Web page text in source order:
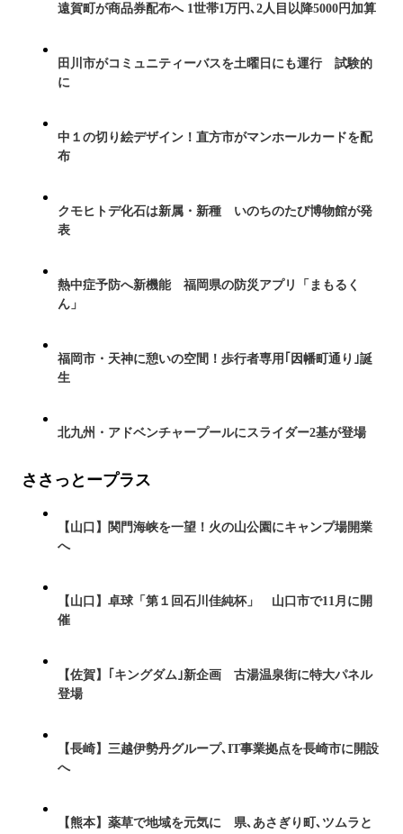
遠賀町が商品券配布へ 1世帯1万円､2人目以降5000円加算
田川市がコミュニティーバスを土曜日にも運行 試験的
に
中１の切り絵デザイン！直方市がマンホールカードを配
布
クモヒトデ化石は新属・新種 いのちのたび博物館が発
表
熱中症予防へ新機能 福岡県の防災アプリ「まもるく
ん」
福岡市・天神に憩いの空間！歩行者専用｢因幡町通り｣誕
生
北九州・アドベンチャープールにスライダー2基が登場
ささっとープラス
【山口】関門海峡を一望！火の山公園にキャンプ場開業
へ
【山口】卓球「第１回石川佳純杯」 山口市で11月に開
催
【佐賀】｢キングダム｣新企画 古湯温泉街に特大パネル
登場
【長崎】三越伊勢丹グループ､IT事業拠点を長崎市に開設
へ
【熊本】薬草で地域を元気に 県､あさぎり町､ツムラと